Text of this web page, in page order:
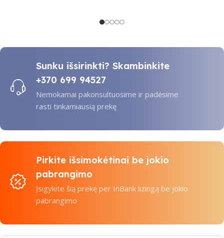
Sunku išsirinkti? Skambinkite
+370 699 94527
Nemokamai pakonsultuosime ir padėsime
rasti tinkamiausią prekę
Pirkite išsimokėtinai be jokio
pabrangimo
Įsigykite šią prekę per InBank lizingą be jokio
pabrangimo